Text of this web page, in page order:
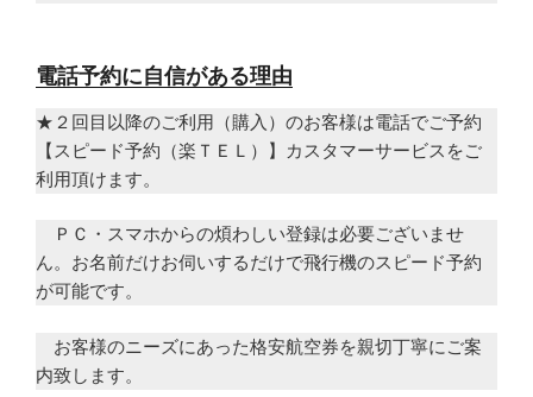
電話予約に自信がある理由
★２回目以降のご利用（購入）のお客様は電話でご予約
【スピード予約（楽ＴＥＬ）】カスタマーサービスをご
利用頂けます。
ＰＣ・スマホからの煩わしい登録は必要ございませ
ん。お名前だけお伺いするだけで飛行機のスピード予約
が可能です。
お客様のニーズにあった格安航空券を親切丁寧にご案
内致します。